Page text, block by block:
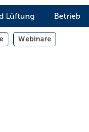
Lüftung Betrieb
Webinare